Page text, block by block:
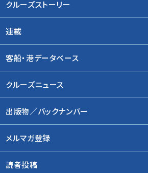
クルーズストーリー
連載
客船・港データベース
クルーズニュース
出版物／バックナンバー
メルマガ登録
読者投稿